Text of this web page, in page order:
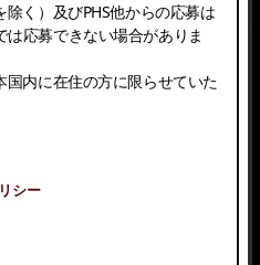
除く）及びPHS他からの応募は
応募できない場合がありま
国内に在住の方に限らせていた
シー